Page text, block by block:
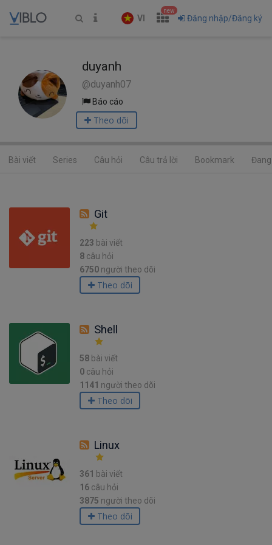
VI
new
Đăng nhập/Đăng ký
duyanh
@duyanh07
Báo cáo
Theo dõi
Bài viết Series Câu hỏi Câu trả lời Bookmark
Git
223 bài viết
8 câu hỏi
6750 người theo dõi
Theo dõi
Shell
58 bài viết
0 câu hỏi
1141 người theo dõi
Theo dõi
Linux
361 bài viết
16 câu hỏi
3875 người theo dõi
Theo dõi